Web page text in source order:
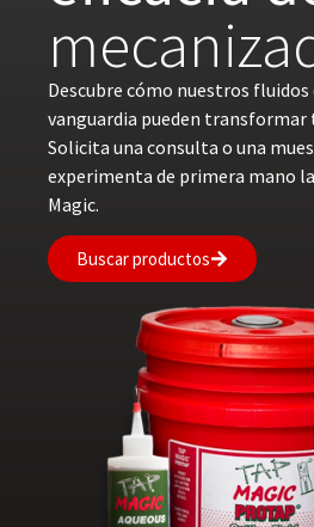
Descubre cómo nuestros fluidos
vanguardia pueden transformar
Solicita una consulta o una
experimenta de primera mano
Magic.
Buscar productos